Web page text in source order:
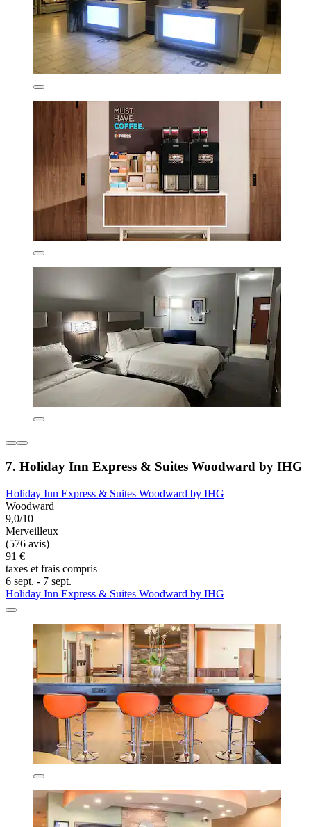
7. Holiday Inn Express & Suites Woodward by IHG
Holiday Inn Express & Suites Woodward by IHG
Woodward
9,0/10
Merveilleux
(576 avis)
91 €
taxes et frais compris
6 sept. - 7 sept.
Holiday Inn Express & Suites Woodward by IHG